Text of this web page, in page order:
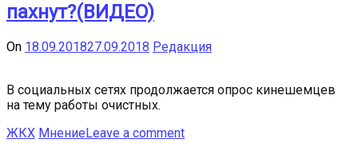
пахнут?(ВИДЕО)
On 18.09.201827.09.2018 Редакция
В социальных сетях продолжается опрос кинешемцев
на тему работы очистных.
ЖКХ МнениеLeave a comment